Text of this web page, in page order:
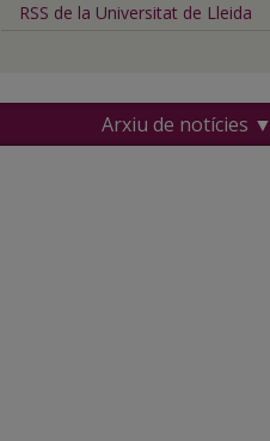
RSS de la Universitat de Lleida
Arxiu de notícies ▼